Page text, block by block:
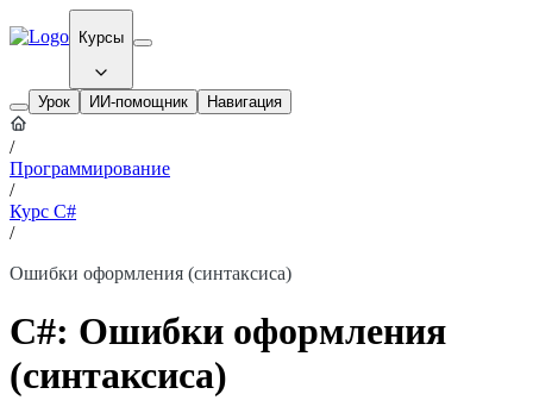
Курсы
Урок ИИ-помощник Навигация
/
Программирование
/
Курс C#
/
Ошибки оформления (синтаксиса)
C#: Ошибки оформления
(синтаксиса)